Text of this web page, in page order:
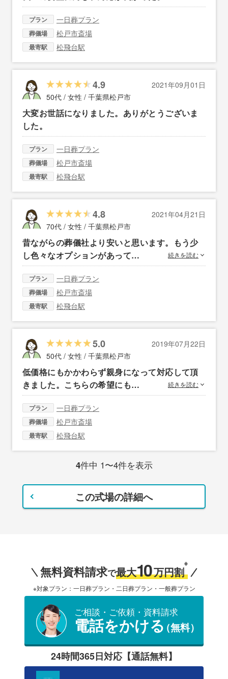
プラン 一日葬プラン
葬儀場 松戸市斎場
最寄駅 松飛台駅
4.9
2021年09月01日
50代 / 女性 / 千葉県松戸市
大変お世話になりました。ありがとうございま
した。
プラン 一日葬プラン
葬儀場 松戸市斎場
最寄駅 松飛台駅
4.8
2021年04月21日
70代 / 女性 / 千葉県松戸市
昔ながらの葬儀社より安いと思います。もう少
し色々なオプションがあって…
続きを読む
プラン 一日葬プラン
葬儀場 松戸市斎場
最寄駅 松飛台駅
5.0
2019年07月22日
50代 / 女性 / 千葉県松戸市
低価格にもかかわらず親身になって対応して頂
きました。こちらの希望にも…
続きを読む
プラン 一日葬プラン
葬儀場 松戸市斎場
最寄駅 松飛台駅
4件中 1〜4件を表示
この式場の詳細へ
無料資料請求で最大10万円割
※
※対象プラン：一日葬プラン・二日葬プラン・一般葬プラン
ご相談・ご依頼・資料請求
電話をかける（無料）
24時間365日対応【通話無料】